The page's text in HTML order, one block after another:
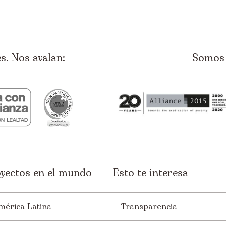
Nos avalan:
en el mundo
Latina
Esto te interesa
Transparencia